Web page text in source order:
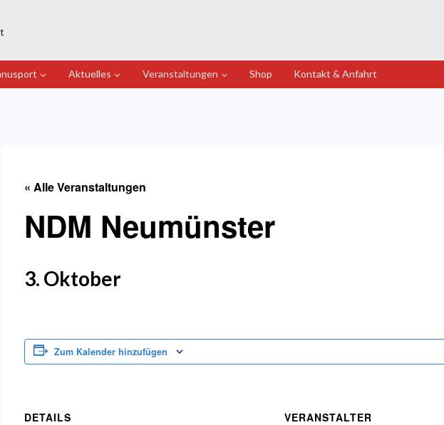
Aktuelles Veranstaltungen Shop Kontakt & Anfahrt
« Alle Veranstaltungen
NDM Neumünster
3. Oktober
Zum Kalender hinzufügen
DETAILS
VERANSTALTER